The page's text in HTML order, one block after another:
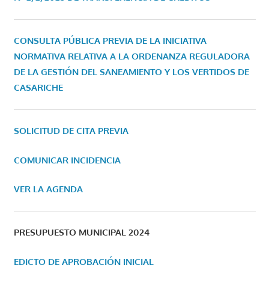
CONSULTA PÚBLICA PREVIA DE LA INICIATIVA
NORMATIVA RELATIVA A LA ORDENANZA REGULADORA
DE LA GESTIÓN DEL SANEAMIENTO Y LOS VERTIDOS DE
CASARICHE
SOLICITUD DE CITA PREVIA
COMUNICAR INCIDENCIA
VER LA AGENDA
PRESUPUESTO MUNICIPAL 2024
EDICTO DE APROBACIÓN INICIAL